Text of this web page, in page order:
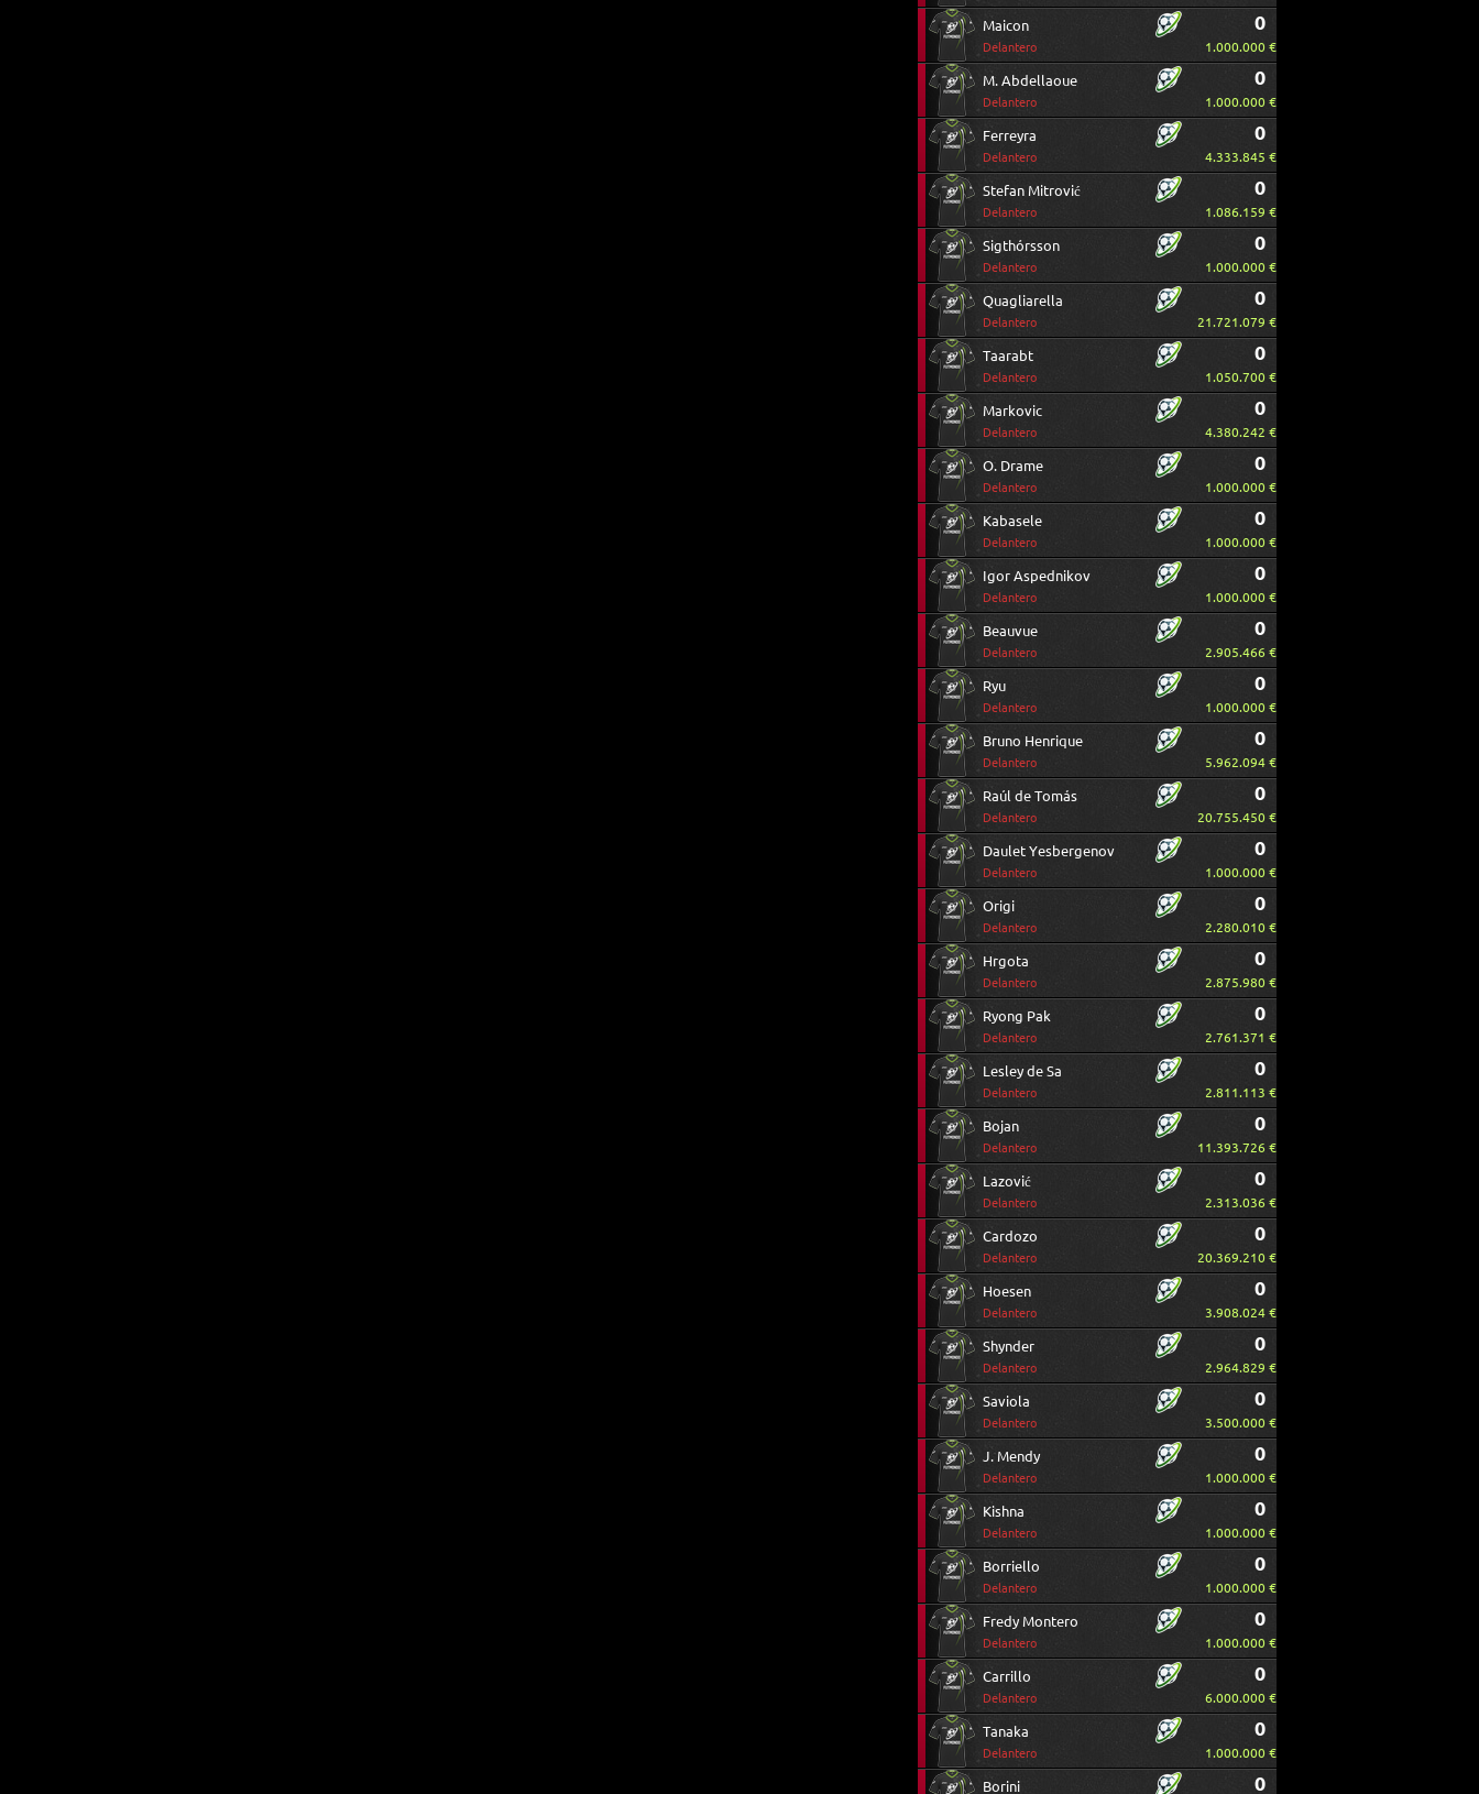
Maicon
Delantero
0
1.000.000 €
M. Abdellaoue
Delantero
0
1.000.000 €
Ferreyra
Delantero
0
4.333.845 €
Stefan Mitrović
Delantero
0
1.086.159 €
Sigthórsson
Delantero
0
1.000.000 €
Quagliarella
Delantero
0
21.721.079 €
Taarabt
Delantero
0
1.050.700 €
Markovic
Delantero
0
4.380.242 €
O. Drame
Delantero
0
1.000.000 €
Kabasele
Delantero
0
1.000.000 €
Igor Aspednikov
Delantero
0
1.000.000 €
Beauvue
Delantero
0
2.905.466 €
Ryu
Delantero
0
1.000.000 €
Bruno Henrique
Delantero
0
5.962.094 €
Raúl de Tomás
Delantero
0
20.755.450 €
Daulet Yesbergenov
Delantero
0
1.000.000 €
Origi
Delantero
0
2.280.010 €
Hrgota
Delantero
0
2.875.980 €
Ryong Pak
Delantero
0
2.761.371 €
Lesley de Sa
Delantero
0
2.811.113 €
Bojan
Delantero
0
11.393.726 €
Lazović
Delantero
0
2.313.036 €
Cardozo
Delantero
0
20.369.210 €
Hoesen
Delantero
0
3.908.024 €
Shynder
Delantero
0
2.964.829 €
Saviola
Delantero
0
3.500.000 €
J. Mendy
Delantero
0
1.000.000 €
Kishna
Delantero
0
1.000.000 €
Borriello
Delantero
0
1.000.000 €
Fredy Montero
Delantero
0
1.000.000 €
Carrillo
Delantero
0
6.000.000 €
Tanaka
Delantero
0
1.000.000 €
Borini 0